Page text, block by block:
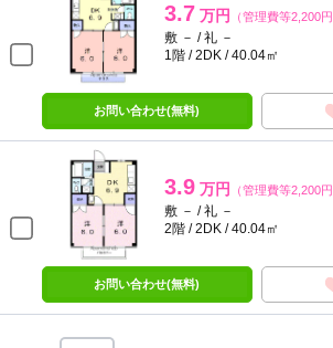
3.7 万円 （管理費等2,200円
敷 － / 礼 －
1階 / 2DK / 40.04㎡
お問い合わせ(無料)
3.9 万円 （管理費等2,200円
敷 － / 礼 －
2階 / 2DK / 40.04㎡
お問い合わせ(無料)